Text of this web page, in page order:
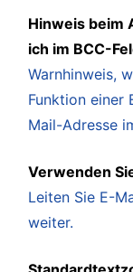
Hinweis beim
ich im BCC-
Warnhinweis,
Funktion einer
Mail-Adresse
Verwenden
Leiten Sie E-
weiter.